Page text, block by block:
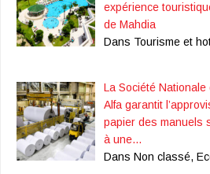
expérience
de Mahdia
Dans Tourisme et
La Société
Alfa garantit
papier des manuels
à une…
Dans Non classé,